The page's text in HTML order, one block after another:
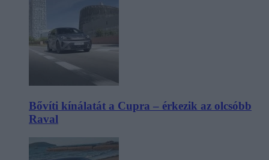
Bővíti kínálatát a Cupra – érkezik az olcsóbb
Raval